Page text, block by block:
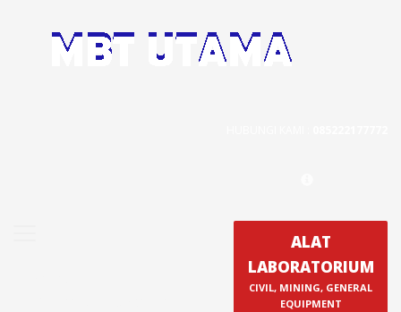
Contact Us
ALAT
LABORATORIUM
CIVIL, MINING, GENERAL
EQUIPMENT